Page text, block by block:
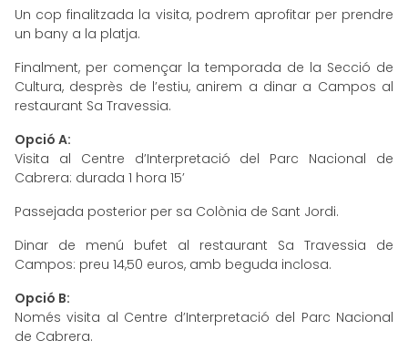
Un cop finalitzada la visita, podrem aprofitar per prendre
un bany a la platja.
Finalment, per començar la temporada de la Secció de
Cultura, desprès de l’estiu, anirem a dinar a Campos al
restaurant Sa Travessia.
Opció A:
Visita al Centre d’Interpretació del Parc Nacional de
Cabrera: durada 1 hora 15’
Passejada posterior per sa Colònia de Sant Jordi.
Dinar de menú bufet al restaurant Sa Travessia de
Campos: preu 14,50 euros, amb beguda inclosa.
Opció B:
Només visita al Centre d’Interpretació del Parc Nacional
de Cabrera.